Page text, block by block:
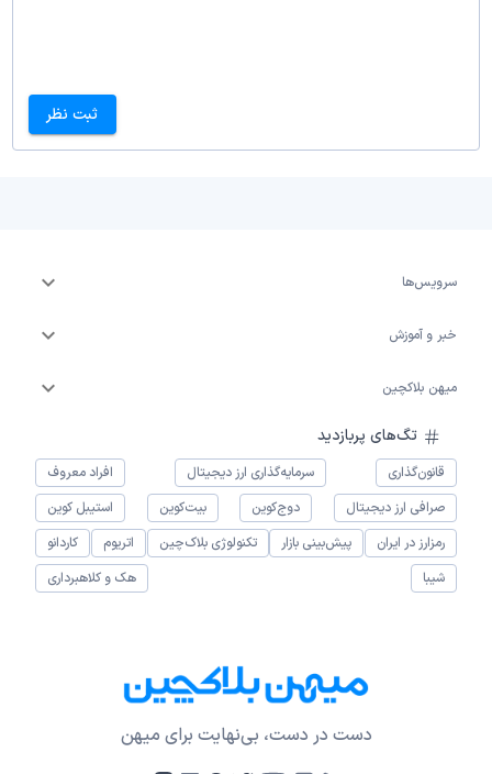
ثبت نظر
سرویس‌ها
خبر و آموزش
میهن بلاکچین
تگ‌های پربازدید
قانون‌گذاری سرمایه‌گذاری ارز دیجیتال
افراد معروف
صرافی ارز دیجیتال
دوج‌کوین بیت‌کوین
استیبل کوین
رمزارز در ایران
پیش‌بینی بازار تکنولوژی بلاک‌چین اتریوم
کاردانو
شیبا
هک و کلاهبرداری
دست در دست، بی‌نهایت برای میهن